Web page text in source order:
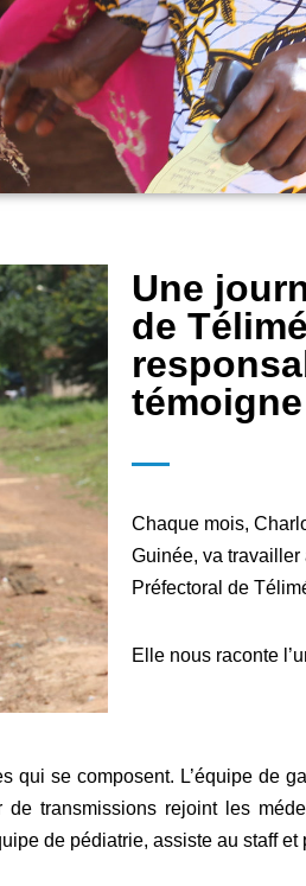
Une
de
témoigne
Chaque mois,
Guinée, va travailler
Préfectoral de
Elle nous raconte
qui se composent. L’équipe de
transmissions rejoint les
de pédiatrie, assiste au staff